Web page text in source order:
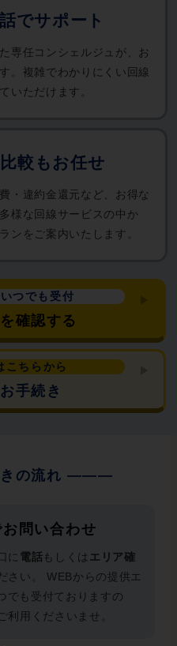
でサポート
専任コンシェルジュが、お
。複雑でわかりにくい回線
いただけます。
較もお任せ
・違約金還元など、お得な
様な回線サービスの中か
ンをご案内いたします。
つでも受付
確認する
こちらから
手続き
問い合わせ
に 電話もしくは エリア確
さい。 WEBからの提供エ
でも受付ておりますの
利用くださいませ。